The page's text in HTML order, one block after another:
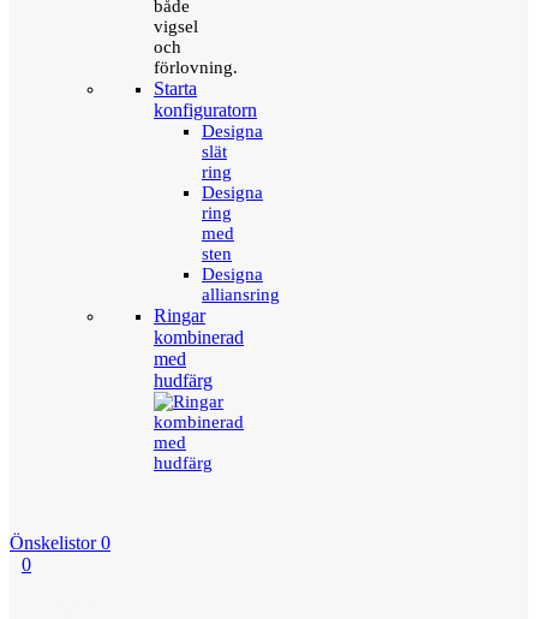
både
vigsel
och
förlovning.
Starta
konfiguratorn
Designa
slät
ring
Designa
ring
med
sten
Designa
alliansring
Ringar
kombinerad
med
hudfärg
Önskelistor 0
0